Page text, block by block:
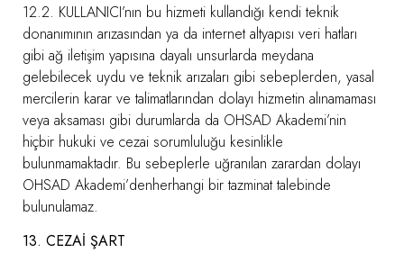
12.2. KULLANICI’nın bu hizmeti kullandığı kendi teknik
donanımının arızasından ya da internet altyapısı veri hatları
gibi ağ iletişim yapısına dayalı unsurlarda meydana
gelebilecek uydu ve teknik arızaları gibi sebeplerden, yasal
mercilerin karar ve talimatlarından dolayı hizmetin alınamaması
veya aksaması gibi durumlarda da OHSAD Akademi’nin
hiçbir hukuki ve cezai sorumluluğu kesinlikle
bulunmamaktadır. Bu sebeplerle uğranılan zarardan dolayı
OHSAD Akademi’denherhangi bir tazminat talebinde
bulunulamaz.
13. CEZAİ ŞART